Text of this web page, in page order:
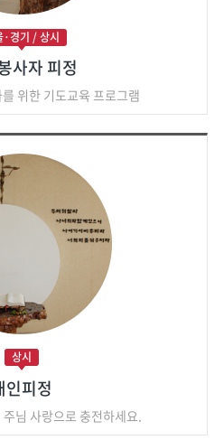
·경기 / 상시
사자 피정
위한 기도교육 프로그램
상시
인피정
님 사랑으로 충전하세요.